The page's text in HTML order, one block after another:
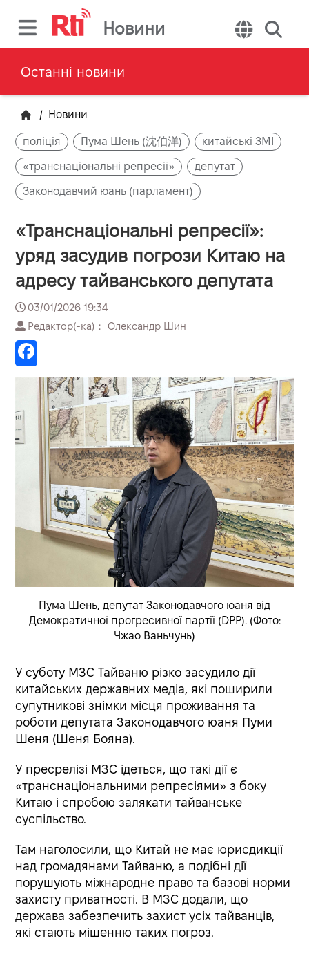
Новини
Останні новини
/ Новини
поліція Пума Шень (沈伯洋) китайські ЗМІ
«транснаціональні репресії» депутат
Законодавчий юань (парламент)
«Транснаціональні репресії»:
уряд засудив погрози Китаю на
адресу тайванського депутата
03/01/2026 19:34
Редактор(-ка)： Олександр Шин
Пума Шень, депутат Законодавчого юаня від
Демократичної прогресивної партії (DPP). (Фото:
Чжао Ваньчунь)
У суботу МЗС Тайваню різко засудило дії
китайських державних медіа, які поширили
супутникові знімки місця проживання та
роботи депутата Законодавчого юаня Пуми
Шеня (Шеня Бояна).
У пресрелізі МЗС ідеться, що такі дії є
«транснаціональними репресіями» з боку
Китаю і спробою залякати тайванське
суспільство.
Там наголосили, що Китай не має юрисдикції
над громадянами Тайваню, а подібні дії
порушують міжнародне право та базові норми
захисту приватності. В МЗС додали, що
держава забезпечить захист усіх тайванців,
які стають мішенню таких погроз.